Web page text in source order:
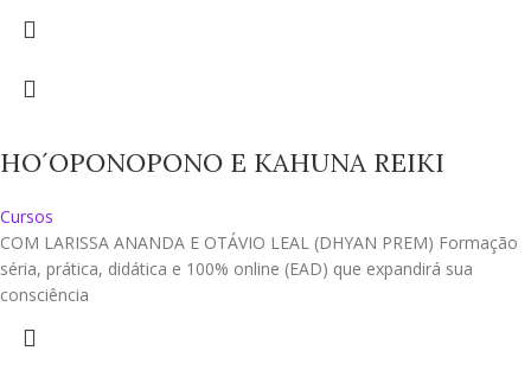
HO´OPONOPONO E KAHUNA REIKI
Cursos
COM LARISSA ANANDA E OTÁVIO LEAL (DHYAN PREM) Formação
séria, prática, didática e 100% online (EAD) que expandirá sua
consciência